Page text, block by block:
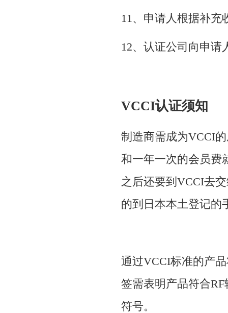
11、申请人根据补充
12、认证公司向申
VCCI认证须知
制造商需成为VCCI
和一年一次的会员费
之后还要到VCCI去
的到日本本土登记的
通过VCCI标准的产
签需表明产品符合
符号。